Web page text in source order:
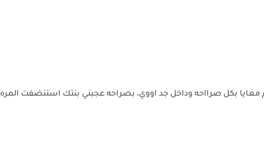
معايا بكل صرااحه وداخل جد اووي، بصراحه عجبني بنتك استنضفت المره